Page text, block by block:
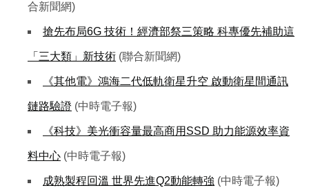
合新聞網)
搶先布局6G 技術！經濟部祭三策略 科專優先補助這
「三大類」新技術 (聯合新聞網)
《其他電》鴻海二代低軌衛星升空 啟動衛星間通訊
鏈路驗證 (中時電子報)
《科技》美光衝容量最高商用SSD 助力能源效率資
料中心 (中時電子報)
成熟製程回溫 世界先進Q2動能轉強 (中時電子報)